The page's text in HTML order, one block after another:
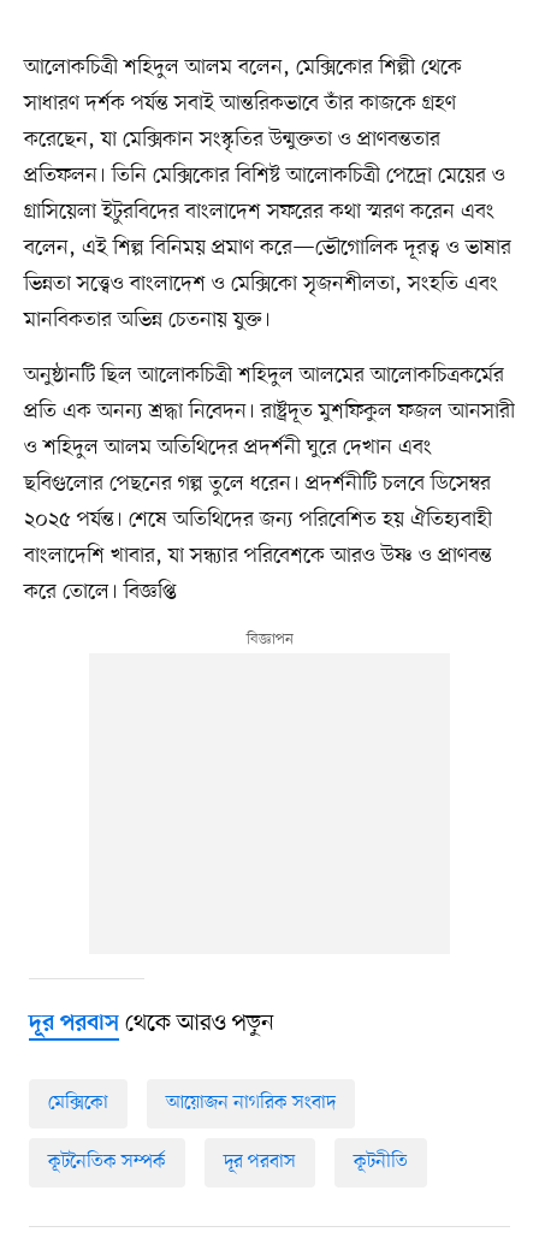
আলোকচিত্রী শহিদুল আলম বলেন, মেক্সিকোর শিল্পী থেকে
সাধারণ দর্শক পর্যন্ত সবাই আন্তরিকভাবে তাঁর কাজকে গ্রহণ
করেছেন, যা মেক্সিকান সংস্কৃতির উন্মুক্ততা ও প্রাণবন্ততার
প্রতিফলন। তিনি মেক্সিকোর বিশিষ্ট আলোকচিত্রী পেদ্রো মেয়ের ও
গ্রাসিয়েলা ইটুরবিদের বাংলাদেশ সফরের কথা স্মরণ করেন এবং
বলেন, এই শিল্প বিনিময় প্রমাণ করে—ভৌগোলিক দূরত্ব ও ভাষার
ভিন্নতা সত্ত্বেও বাংলাদেশ ও মেক্সিকো সৃজনশীলতা, সংহতি এবং
মানবিকতার অভিন্ন চেতনায় যুক্ত।
অনুষ্ঠানটি ছিল আলোকচিত্রী শহিদুল আলমের আলোকচিত্রকর্মের
প্রতি এক অনন্য শ্রদ্ধা নিবেদন। রাষ্ট্রদূত মুশফিকুল ফজল আনসারী
ও শহিদুল আলম অতিথিদের প্রদর্শনী ঘুরে দেখান এবং
ছবিগুলোর পেছনের গল্প তুলে ধরেন। প্রদর্শনীটি চলবে ডিসেম্বর
২০২৫ পর্যন্ত। শেষে অতিথিদের জন্য পরিবেশিত হয় ঐতিহ্যবাহী
বাংলাদেশি খাবার, যা সন্ধ্যার পরিবেশকে আরও উষ্ণ ও প্রাণবন্ত
করে তোলে। বিজ্ঞপ্তি
দূর পরবাসথেকে আরও পড়ুন
মেক্সিকো আয়োজন নাগরিক সংবাদ
কূটনৈতিক সম্পর্ক দূর পরবাস কূটনীতি